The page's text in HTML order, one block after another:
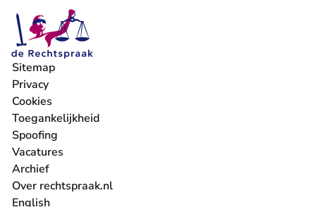
Sitemap
Privacy
Cookies
Toegankelijkheid
Spoofing
Vacatures
- U verlaat Rechtspraak.nl
Archief
Over rechtspraak.nl
English